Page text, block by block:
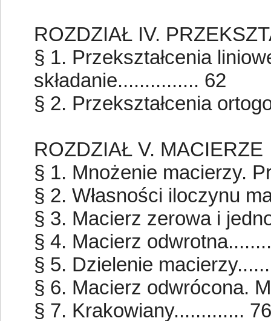
ROZDZIAŁ IV.
§ 1. Przekształcenia
składanie............... 62
§ 2. Przekształcenia
ROZDZIAŁ V. MACIERZE
§ 1. Mnożenie macierzy.
§ 2. Własności iloczynu
§ 3. Macierz zerowa i
§ 4. Macierz
§ 5. Dzielenie
§ 6. Macierz odwrócona.
§ 7. Krakowiany............. 76